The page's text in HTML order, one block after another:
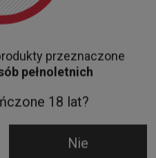
RUM STROH JAGERTEE
40% 0.5L
79,00 zł
przeznaczone
pełnoletnich
18 lat?
Nie